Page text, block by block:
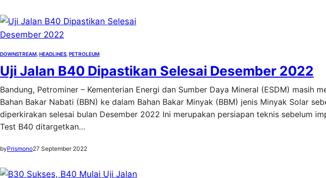
DOWNSTREAM HEADLINES PETROLEUM
Uji Jalan B40 Dipastikan Selesai Desember 2022
Bandung, Petrominer – Kementerian Energi dan Sumber Daya Mineral (ESDM) masih
Bahan Bakar Nabati (BBN) ke dalam Bahan Bakar Minyak (BBM) jenis Minyak Solar
diperkirakan selesai bulan Desember 2022 Ini merupakan persiapan teknis sebelum
Test B40 ditargetkan…
byPrismono27 September 2022